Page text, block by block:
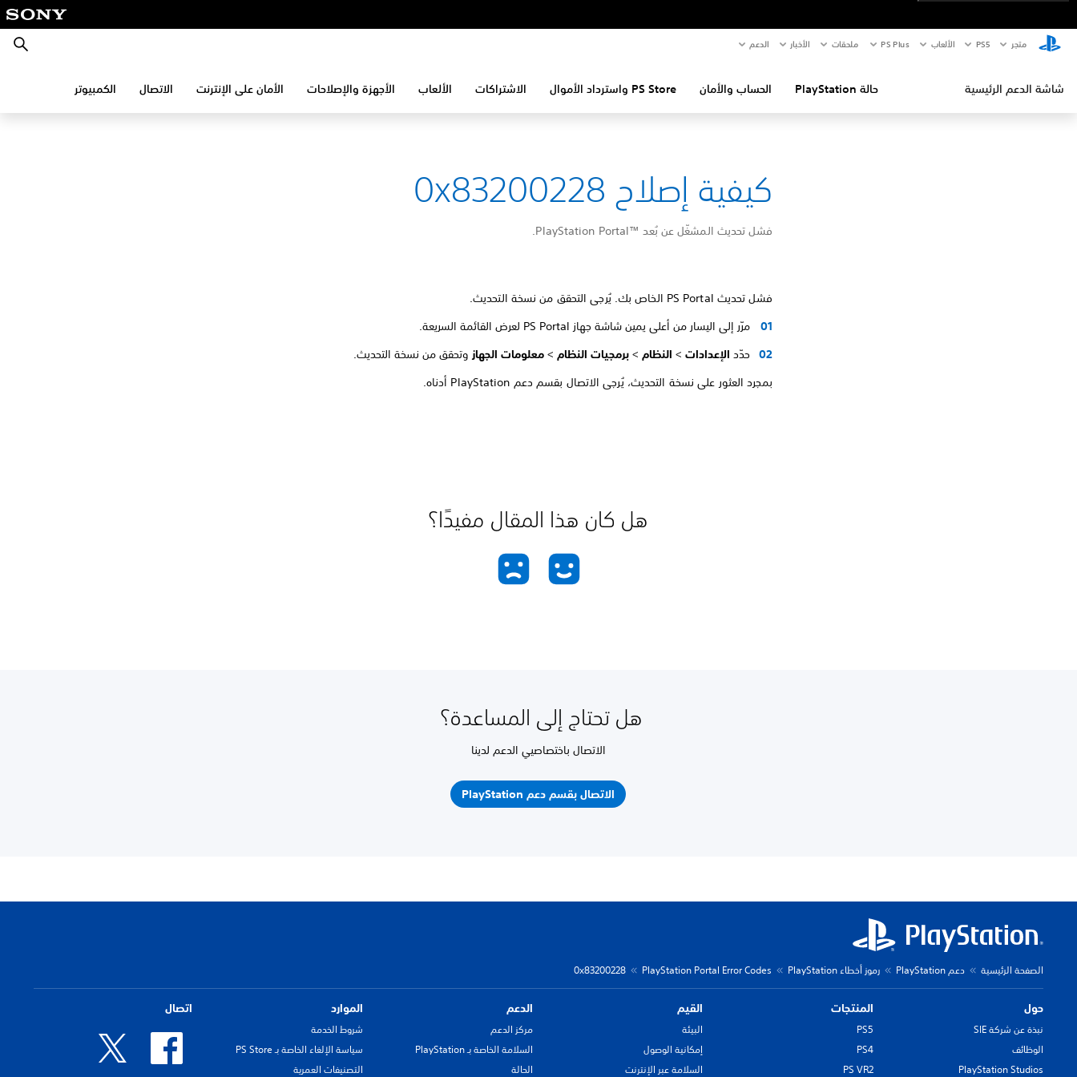
متجر PS5‏ الألعاب PS Plus ملحقات الأخبار الدعم بحث
شاشة الدعم الرئيسية حالة PlayStation الحساب والأمان PS Store واسترداد الأموال الاشتراكات الألعاب الأجهزة والإصلاحات الأمان على الإنترنت الاتصال الكمبيوتر
كيفية إصلاح 0x83200228
فشل تحديث المشغّل عن بُعد PlayStation Portal™‎.
فشل تحديث PS Portal الخاص بك. يُرجى التحقق من نسخة التحديث.
مرّر إلى اليسار من أعلى يمين شاشة جهاز PS Portal لعرض القائمة السريعة.
حدّد الإعدادات > النظام >برمجيات النظام >معلومات الجهاز وتحقق من نسخة التحديث.
بمجرد العثور على نسخة التحديث، يُرجى الاتصال بقسم دعم PlayStation أدناه.
هل كان هذا المقال مفيدًا؟
هل تحتاج إلى المساعدة؟
الاتصال باختصاصيي الدعم لدينا
الاتصال بقسم دعم PlayStation
الصفحة الرئيسية دعم PlayStation رموز أخطاء PlayStation PlayStation Portal Error Codes
0x83200228
حول
نبذة عن شركة SIE
الوظائف
PlayStation Studios
المنتجات
PS5
PS4
PS VR2
القيم
البيئة
إمكانية الوصول
السلامة عبر الإنترنت
الدعم
مركز الدعم
السلامة الخاصة بـ PlayStation
الحالة
الموارد
شروط الخدمة
سياسة الإلغاء الخاصة بـ PS Store
التصنيفات العمرية
اتصال